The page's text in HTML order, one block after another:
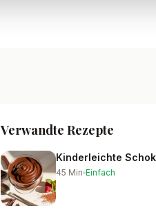
Verwandte Rezepte
Kinderleichte
45 Min Einfach